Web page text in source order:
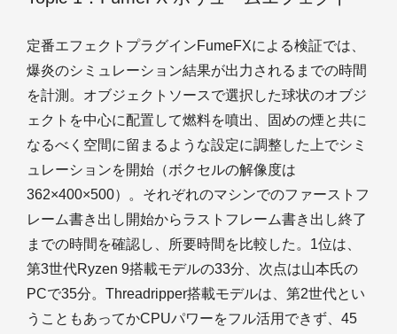
定番エフェクトプラグインFumeFXによる検証では、
爆炎のシミュレーション結果が出力されるまでの時間
を計測。オブジェクトソースで選択した球状のオブジ
ェクトを中心に配置して燃料を噴出、固めの煙と共に
なるべく空間に留まるような設定に調整した上でシミ
ュレーションを開始（ボクセルの解像度は
362×400×500）。それぞれのマシンでのファーストフ
レーム書き出し開始からラストフレーム書き出し終了
までの時間を確認し、所要時間を比較した。1位は、
第3世代Ryzen 9搭載モデルの33分、次点は山本氏の
PCで35分。Threadripper搭載モデルは、第2世代とい
うこともあってかCPUパワーをフル活用できず、45